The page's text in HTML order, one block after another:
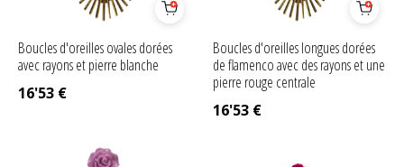
Boucles d'oreilles ovales dorées
avec rayons et pierre blanche
16'53 €
Boucles d'oreilles longues dorées
de flamenco avec des rayons et une
pierre rouge centrale
16'53 €